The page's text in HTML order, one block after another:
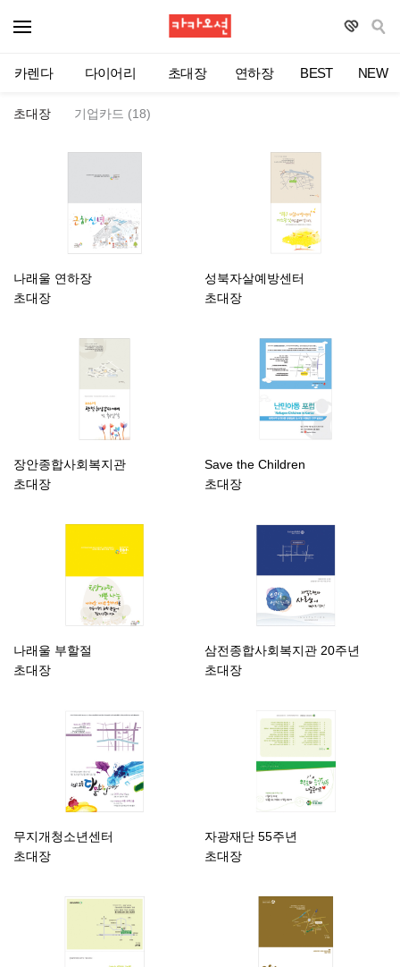
카렌다 다이어리 초대장 연하장 BEST NEW
초대장 기업카드 (18)
나래울 연하장
초대장
성북자살예방센터
초대장
장안종합사회복지관
초대장
Save the Children
초대장
나래울 부할절
초대장
삼전종합사회복지관 20주년
초대장
무지개청소년센터
초대장
자광재단 55주년
초대장